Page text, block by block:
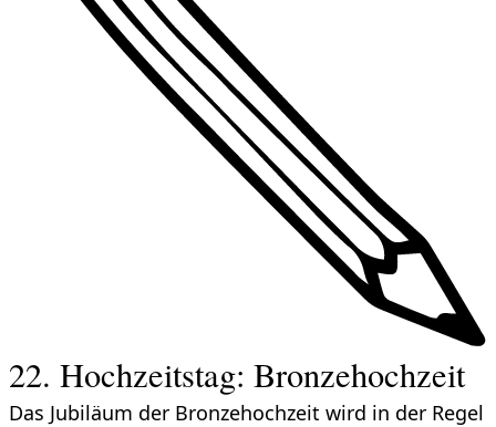
22. Hochzeitstag: Bronzehochzeit
Das Jubiläum der Bronzehochzeit wird in der Regel